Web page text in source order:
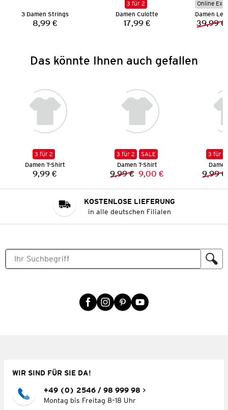
3 Damen Strings
Preis:
8,99 €
3 für 2
Damen Culotte
Preis:
17,99 €
Online
39,99 €
Das könnte Ihnen auch gefallen
3 für 2
Damen T-Shirt
Preis:
9,99 €
3 für 2
SALE
Damen T-Shirt
Vorheriger Preis:
9,99 € Neuer Preis:
9,00 €
3 für 2
9,99 €
KOSTENLOSE LIEFERUNG
in alle deutschen Filialen
WIR SIND FÜR SIE DA!
+49 (0) 2546 / 98 999 98
Montag bis Freitag 8–18 Uhr